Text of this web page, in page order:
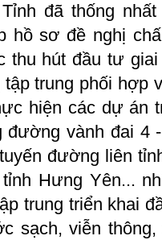
đã thống
hồ sơ đề nghị
thu hút đầu tư
tập trung phối hợp
hiện các dự án
đường vành đai 4
đường liên
Hưng Yên...
trung triển khai
sạch, viễn